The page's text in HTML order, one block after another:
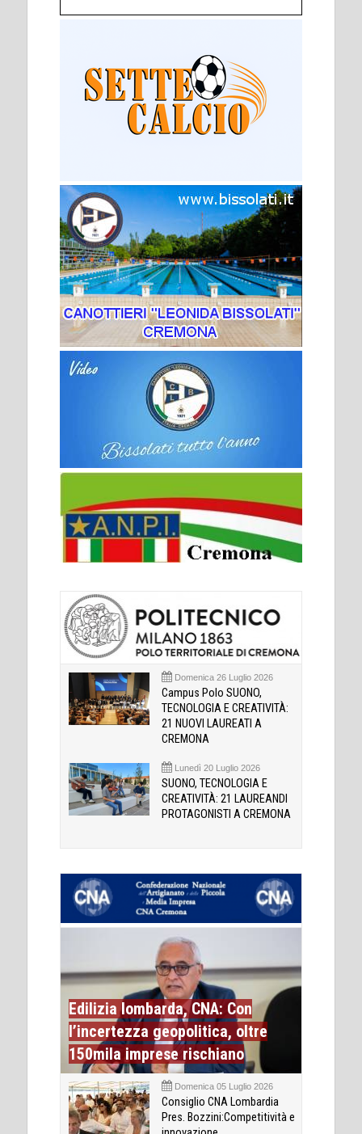
Domenica 26 Luglio 2026
Campus Polo SUONO,
TECNOLOGIA E CREATIVITÀ:
21 NUOVI LAUREATI A
CREMONA
Lunedì 20 Luglio 2026
SUONO, TECNOLOGIA E
CREATIVITÀ: 21 LAUREANDI
PROTAGONISTI A CREMONA
Edilizia lombarda, CNA: Con
l’incertezza geopolitica, oltre
150mila imprese rischiano
Domenica 05 Luglio 2026
Consiglio CNA Lombardia
Pres. Bozzini:Competitività e